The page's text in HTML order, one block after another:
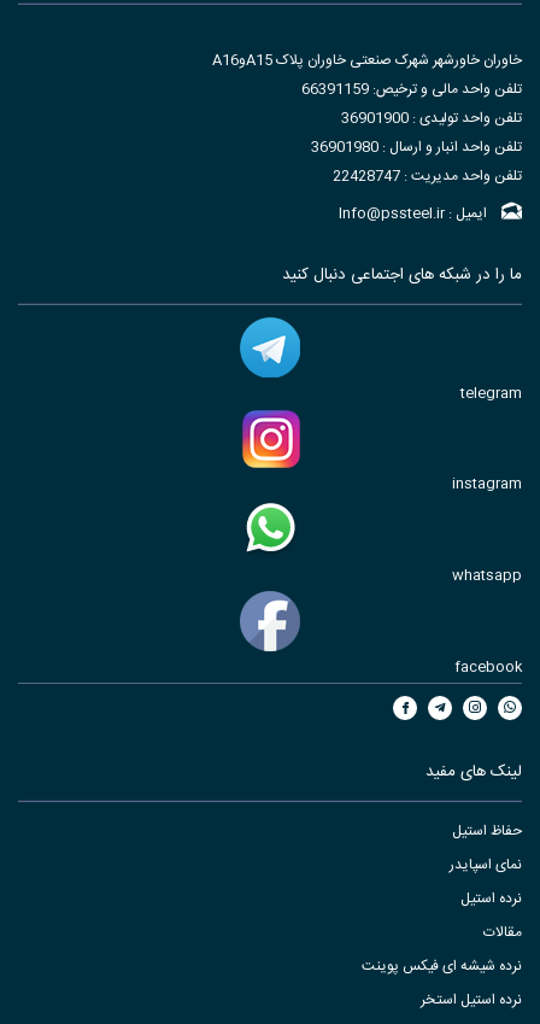
خاوران خاورشهر شهرک صنعتی خاوران پلاک A15وA16
تلفن واحد مالی و ترخیص: 66391159
تلفن واحد تولیدی : 36901900
تلفن واحد انبار و ارسال : 36901980
تلفن واحد مدیریت : 22428747
ایمیل : Info@pssteel.ir
ما را در شبکه های اجتماعی دنبال کنید
telegram
instagram
whatsapp
facebook
لینک های مفید
حفاظ استیل
نمای اسپایدر
نرده استیل
مقالات
نرده شیشه ای فیکس پوینت
نرده استیل استخر